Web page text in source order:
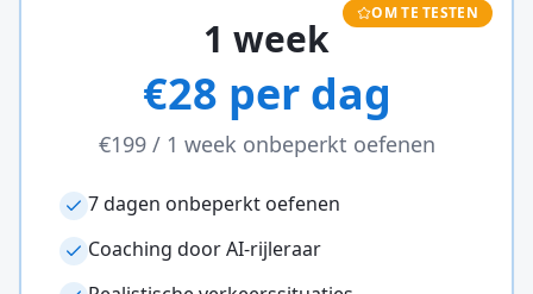
OM TE TESTEN
1 week
€28 per dag
€199/ 1 week onbeperkt oefenen
7 dagen onbeperkt oefenen
Coaching door AI-rijleraar